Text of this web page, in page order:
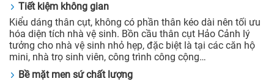
Tiết kiệm không gian
Kiểu dáng thân cụt, không có phần thân kéo dài nên tối ưu
hóa diện tích nhà vệ sinh. Bồn cầu thân cụt Hảo Cảnh lý
tưởng cho nhà vệ sinh nhỏ hẹp, đặc biệt là tại các căn hộ
mini, nhà trọ sinh viên, công trình công cộng…
Bề mặt men sứ chất lượng